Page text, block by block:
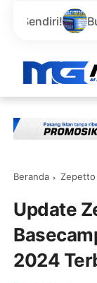
Website Top
Beranda Zepetto
Update
2024